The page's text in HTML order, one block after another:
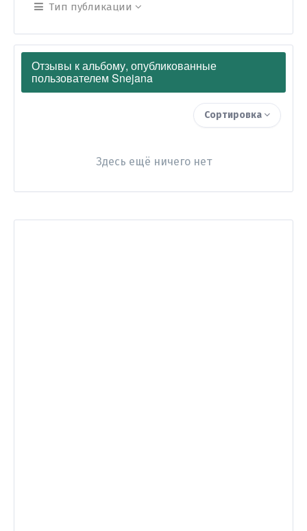
Тип публикации
Отзывы к альбому, опубликованные
пользователем Snejana
Сортировка
Здесь ещё ничего нет